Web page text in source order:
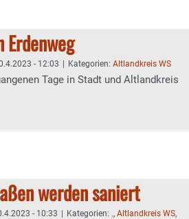
- 12:03 Kategorien: Altlandkreis WS
Tage in Stadt und Altlandkreis
werden saniert
- 10:33 Kategorien: ., Altlandkreis WS,